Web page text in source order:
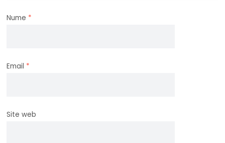
Nume *
Email *
Site web